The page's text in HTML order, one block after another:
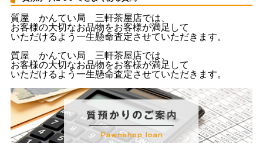
質屋 かんてい局 三軒茶屋店では、
お客様の大切なお品物をお客様が満足して
いただけるよう一生懸命査定させていただきます。
質屋 かんてい局 三軒茶屋店では、
お客様の大切なお品物をお客様が満足して
いただけるよう一生懸命査定させていただきます。